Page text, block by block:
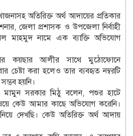
অতিরিক্ত অর্থ আদায়ের প্রতিকার
জেলা প্রশাসক ও উপজেলা নির্বাহী
মাহমুদ নামে এক ব্যাক্তি অভিযোগ
কয়ছার আলীর সাথে মুঠোফোনে
চেষ্টা করা হলেও তার ব্যবহৃত নম্বরটি
হয়নি।
সরকার মিঠু বলেন, পশুর হাটে
কেউ আমার কাছে অভিযোগ করেনি।
দেখছি। কেউ অতিরিক্ত অর্থ আদায়